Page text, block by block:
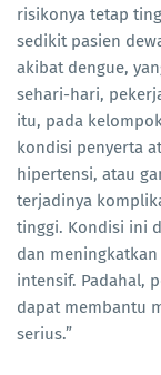
risikonya tetap
sedikit pasien
akibat dengue,
sehari-hari,
itu, pada
kondisi penyerta
hipertensi, atau
terjadinya
tinggi. Kondisi ini
dan
intensif. Padahal,
dapat membantu
serius.”